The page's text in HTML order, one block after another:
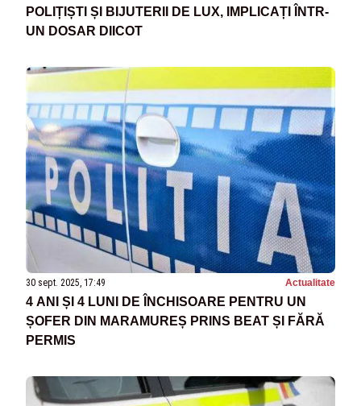
POLIȚIȘTI ȘI BIJUTERII DE LUX, IMPLICAȚI ÎNTR-
UN DOSAR DIICOT
30 sept. 2025, 17:49 Actualitate
4 ANI ȘI 4 LUNI DE ÎNCHISOARE PENTRU UN
ȘOFER DIN MARAMUREȘ PRINS BEAT ȘI FĂRĂ
PERMIS